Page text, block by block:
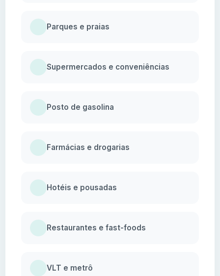
Parques e praias
Supermercados e conveniências
Posto de gasolina
Farmácias e drogarias
Hotéis e pousadas
Restaurantes e fast-foods
VLT e metrô